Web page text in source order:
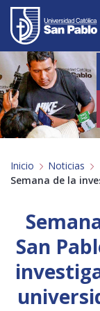
Vive San Pablo
Admisión
Carreras
Postgrado
Investigación
Servicio y
Alumnos Profesores
Inicio Noticias
San